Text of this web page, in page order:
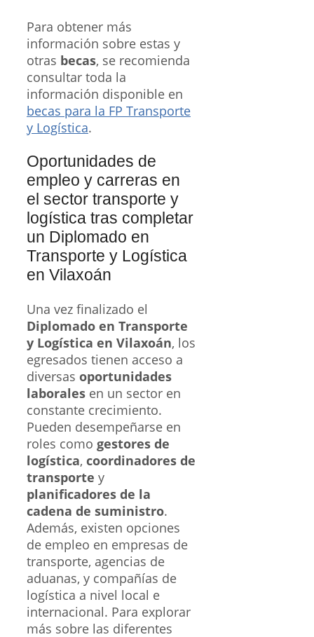
Para obtener más
información sobre estas y
otras becas, se recomienda
consultar toda la
información disponible en
becas para la FP Transporte
y Logística.
Oportunidades de
empleo y carreras en
el sector transporte y
logística tras completar
un Diplomado en
Transporte y Logística
en Vilaxoán
Una vez finalizado el
Diplomado en Transporte
y Logística en Vilaxoán, los
egresados tienen acceso a
diversas oportunidades
laborales en un sector en
constante crecimiento.
Pueden desempeñarse en
roles como gestores de
logística, coordinadores de
transporte y
planificadores de la
cadena de suministro.
Además, existen opciones
de empleo en empresas de
transporte, agencias de
aduanas, y compañías de
logística a nivel local e
internacional. Para explorar
más sobre las diferentes